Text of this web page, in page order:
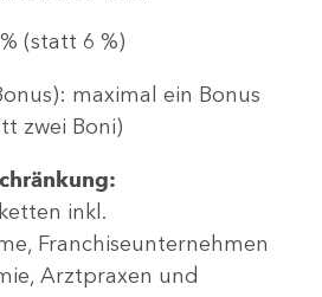
(statt 6 %)
maximal ein Bonus
zwei Boni)
inkl.
Franchiseunternehmen
Arztpraxen und